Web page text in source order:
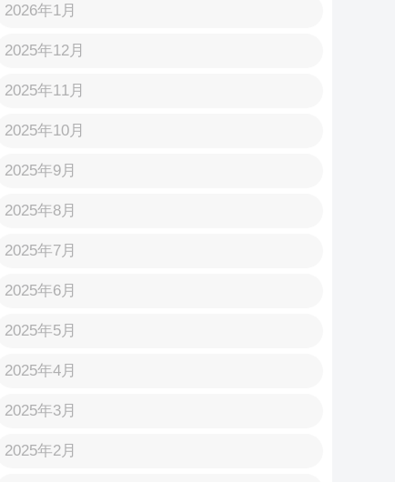
2026年1月
2025年12月
2025年11月
2025年10月
2025年9月
2025年8月
2025年7月
2025年6月
2025年5月
2025年4月
2025年3月
2025年2月